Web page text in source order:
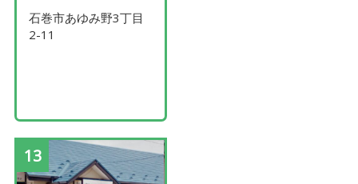
石巻市あゆみ野3丁目
2-11
13